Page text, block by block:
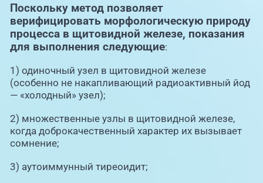
Поскольку метод позволяет
верифицировать морфологическую природу
процесса в щитовидной железе, показания
для выполнения следующие:
1) одиночный узел в щитовидной железе
(особенно не накапливающий радиоактивный йод
— «холодный» узел);
2) множественные узлы в щитовидной железе,
когда доброкачественный характер их вызывает
сомнение;
3) аутоиммунный тиреоидит;